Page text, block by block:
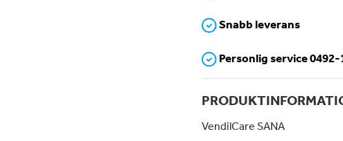
Snabb leverans
Personlig service 0492-
VendilCare SANA